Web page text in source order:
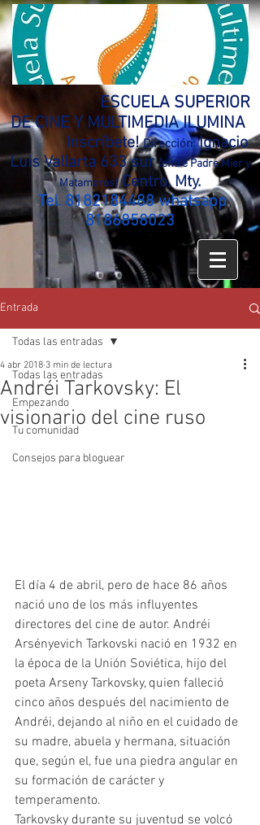
ESCUELA SUPERIOR
DE CINE Y MULTIMEDIA ILUMINA
Inscríbete! Dirección: Ignacio
Luis Vallarta 633 sur (entre Padre Mier y
Matamoros) Centro, Mty.
Tel. 8182184488whatsapp
8186858023
Entrada
Todas las entradas
Empezando
Tu comunidad
Consejos para bloguear
Todas las entradas
Andréi Tarkovsky: El
visionario del cine ruso
4 abr 2018 3 min de lectura
El día 4 de abril, pero de hace 86 años
nació uno de los más influyentes
directores del cine de autor. Andréi
Arsényevich Tarkovski nació en 1932 en
la época de la Unión Soviética, hijo del
poeta Arseny Tarkovsky, quien falleció
cinco años después del nacimiento de
Andréi, dejando al niño en el cuidado de
su madre, abuela y hermana, situación
que, según el, fue una piedra angular en
su formación de carácter y
temperamento.
Tarkovsky durante su juventud se volcó